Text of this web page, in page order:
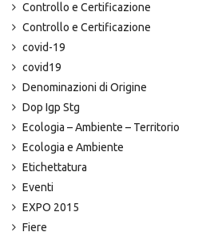
Controllo e Certificazione
Controllo e Certificazione
covid-19
covid19
Denominazioni di Origine
Dop Igp Stg
Ecologia – Ambiente – Territorio
Ecologia e Ambiente
Etichettatura
Eventi
EXPO 2015
Fiere